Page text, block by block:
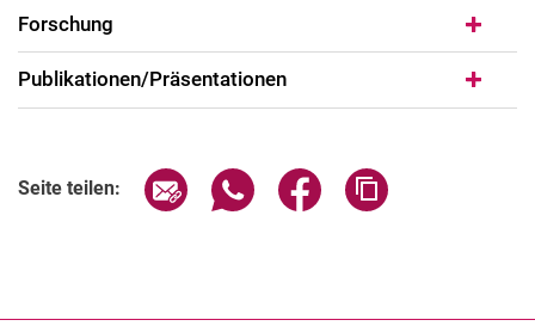
Forschung
Publikationen/Präsentationen
Seite teilen: Seite über E-Mail teilen
Seite über WhatsApp teilen
Seite über Facebook